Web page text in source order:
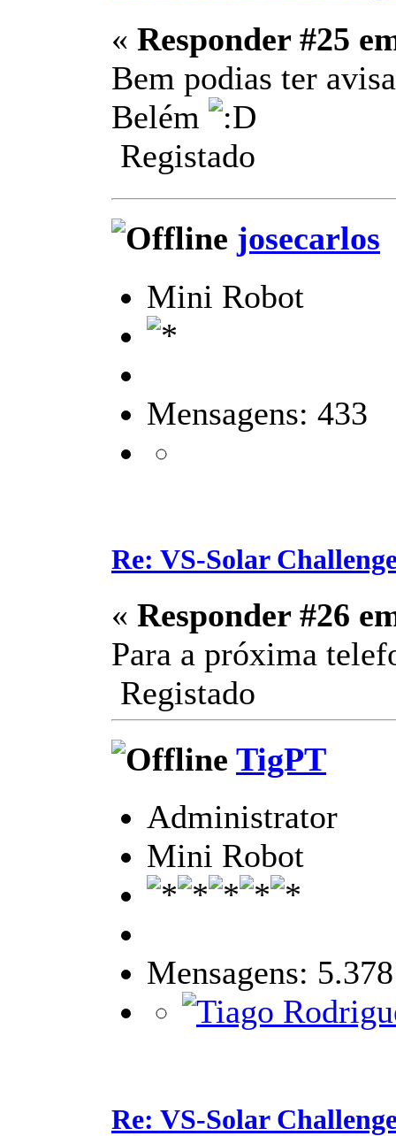
« Responder #25
Bem podias ter
Belém
Registado
josecarlos
Mini Robot
Mensagens: 433
Re: VS-Solar
« Responder #26
Para a próxima
Registado
TigPT
Administrator
Mini Robot
Mensagens: 5.378
Re: VS-Solar